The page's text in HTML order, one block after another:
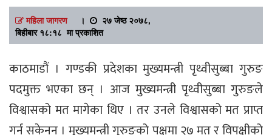
महिला जागरण।
२७ जेष्ठ २०७८,
बिहीबार १८:१८ मा प्रकाशित
काठमाडौं । गण्डकी प्रदेशका मुख्यमन्त्री पृथ्वीसुब्बा गुरुङ
पदमुक्त भएका छन् । आज मुख्यमन्त्री पृथ्वीसुब्बा गुरुङले
विश्वासको मत मागेका थिए । तर उनले विश्वासको मत प्राप्त
गर्न सकेनन् । मुख्यमन्त्री गुरुङको पक्षमा २७ मत र विपक्षीको